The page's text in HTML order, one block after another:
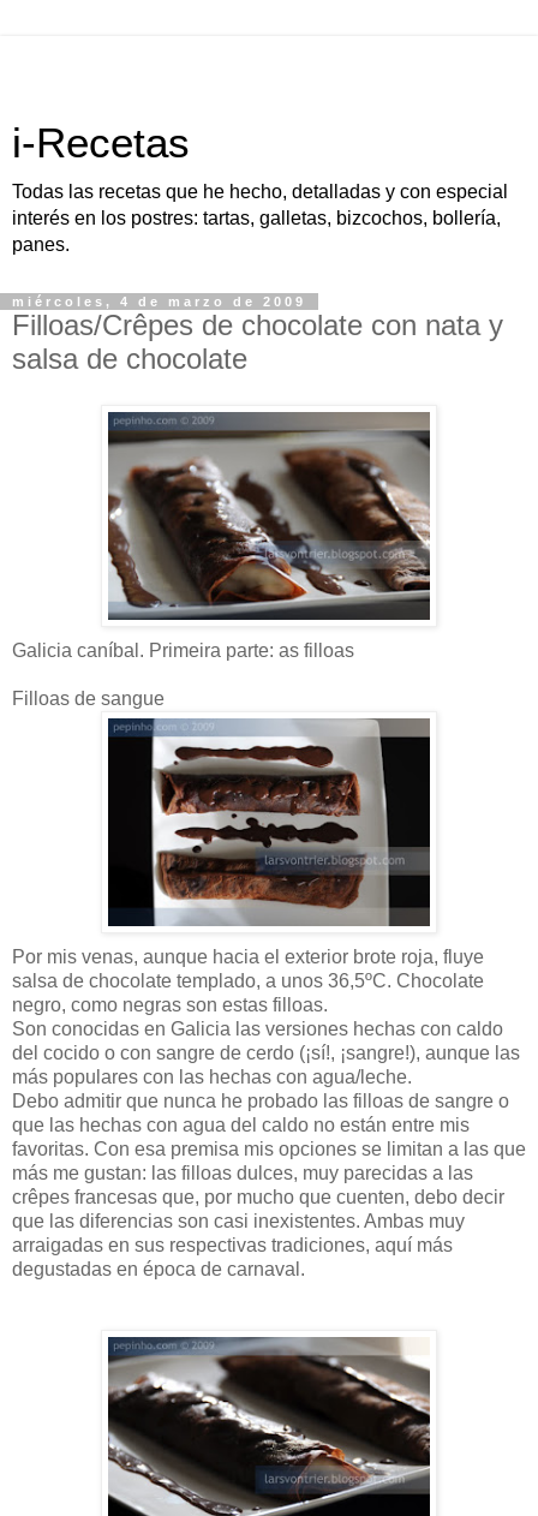
i-Recetas
Todas las recetas que he hecho, detalladas y con especial
interés en los postres: tartas, galletas, bizcochos, bollería,
panes.
miércoles, 4 de marzo de 2009
Filloas/Crêpes de chocolate con nata y
salsa de chocolate
Galicia caníbal. Primeira parte: as filloas
Filloas de sangue
Por mis venas, aunque hacia el exterior brote roja, fluye
salsa de chocolate templado, a unos 36,5ºC. Chocolate
negro, como negras son estas filloas.
Son conocidas en Galicia las versiones hechas con caldo
del cocido o con sangre de cerdo (¡sí!, ¡sangre!), aunque las
más populares con las hechas con agua/leche.
Debo admitir que nunca he probado las filloas de sangre o
que las hechas con agua del caldo no están entre mis
favoritas. Con esa premisa mis opciones se limitan a las que
más me gustan: las filloas dulces, muy parecidas a las
crêpes francesas que, por mucho que cuenten, debo decir
que las diferencias son casi inexistentes. Ambas muy
arraigadas en sus respectivas tradiciones, aquí más
degustadas en época de carnaval.